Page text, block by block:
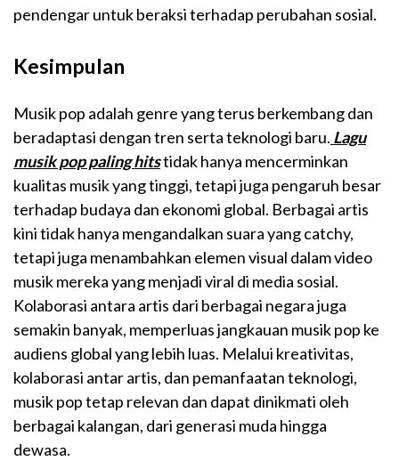
pendengar untuk beraksi terhadap perubahan sosial.
Kesimpulan
Musik pop adalah genre yang terus berkembang dan
beradaptasi dengan tren serta teknologi baru. Lagu
musik pop paling hitstidak hanya mencerminkan
kualitas musik yang tinggi, tetapi juga pengaruh besar
terhadap budaya dan ekonomi global. Berbagai artis
kini tidak hanya mengandalkan suara yang catchy,
tetapi juga menambahkan elemen visual dalam video
musik mereka yang menjadi viral di media sosial.
Kolaborasi antara artis dari berbagai negara juga
semakin banyak, memperluas jangkauan musik pop ke
audiens global yang lebih luas. Melalui kreativitas,
kolaborasi antar artis, dan pemanfaatan teknologi,
musik pop tetap relevan dan dapat dinikmati oleh
berbagai kalangan, dari generasi muda hingga
dewasa.